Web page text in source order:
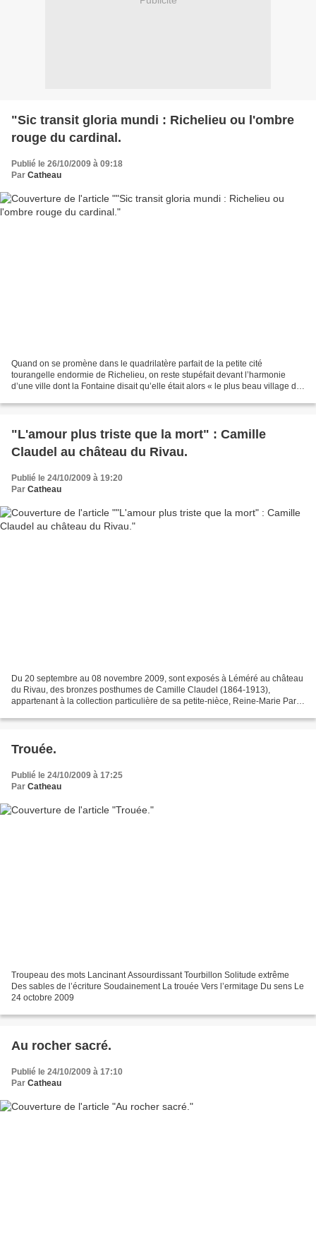
"Sic transit gloria mundi : Richelieu ou l'ombre
rouge du cardinal.
Publié le 26/10/2009 à 09:18
Par Catheau
Quand on se promène dans le quadrilatère parfait de la petite cité
tourangelle endormie de Richelieu, on reste stupéfait devant l’harmonie
d’une ville dont la Fontaine disait qu’elle était alors « le plus beau village de
"L'amour plus triste que la mort" : Camille
Claudel au château du Rivau.
Publié le 24/10/2009 à 19:20
Par Catheau
Du 20 septembre au 08 novembre 2009, sont exposés à Léméré au château
du Rivau, des bronzes posthumes de Camille Claudel (1864-1913),
appartenant à la collection particulière de sa petite-nièce, Reine-Marie Paris.
Trouée.
Publié le 24/10/2009 à 17:25
Par Catheau
Troupeau des mots Lancinant Assourdissant Tourbillon Solitude extrême
Des sables de l’écriture Soudainement La trouée Vers l’ermitage Du sens Le
24 octobre 2009
Au rocher sacré.
Publié le 24/10/2009 à 17:10
Par Catheau